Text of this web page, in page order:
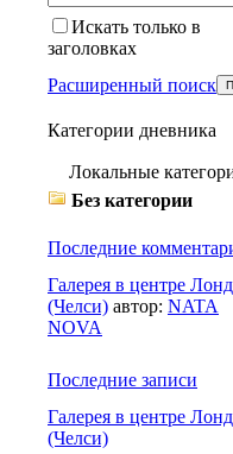
Искать только в
заголовках
Расширенный поиск
Категории дневника
Локальные
Без категории
Последние
Галерея в центре
(Челси) автор: NATA
NOVA
Последние записи
Галерея в центре
(Челси)